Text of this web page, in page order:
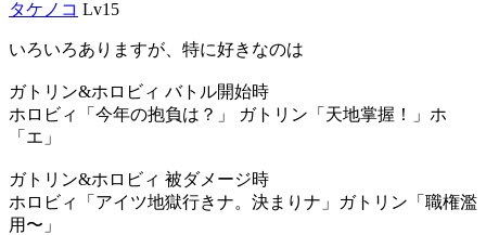
タケノコ Lv15
いろいろありますが、特に好きなのは
ガトリン&ホロビィ バトル開始時
ホロビィ「今年の抱負は？」 ガトリン「天地掌握！」ホ
「エ」
ガトリン&ホロビィ 被ダメージ時
ホロビィ「アイツ地獄行きナ。決まりナ」ガトリン「職権濫
用〜」